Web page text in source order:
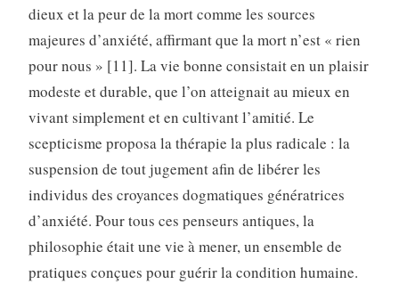
dieux et la peur de la mort comme les sources
majeures d’anxiété, affirmant que la mort n’est « rien
pour nous » [11]. La vie bonne consistait en un plaisir
modeste et durable, que l’on atteignait au mieux en
vivant simplement et en cultivant l’amitié. Le
scepticisme proposa la thérapie la plus radicale : la
suspension de tout jugement afin de libérer les
individus des croyances dogmatiques génératrices
d’anxiété. Pour tous ces penseurs antiques, la
philosophie était une vie à mener, un ensemble de
pratiques conçues pour guérir la condition humaine.